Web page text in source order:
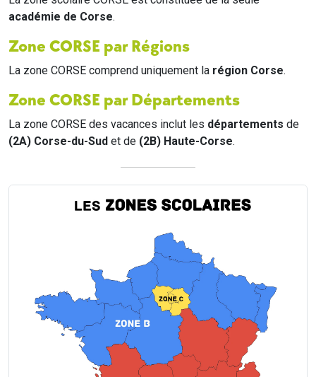
académie de Corse.
Zone CORSE par Régions
La zone CORSE comprend uniquement la région Corse.
Zone CORSE par Départements
La zone CORSE des vacances inclut les départements de
(2A) Corse-du-Sud et de (2B) Haute-Corse.